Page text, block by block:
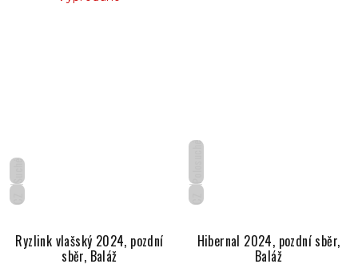
CZ
Suché
Ryzlink vlašský 2024, pozdní
sběr, Baláž
CZ
Hibernal 2024, pozdní sběr,
Baláž